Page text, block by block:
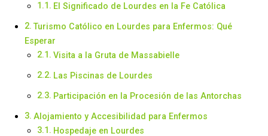
El Significado de Lourdes en la Fe Católica
Turismo Católico en Lourdes para Enfermos: Qué
Esperar
Visita a la Gruta de Massabielle
Las Piscinas de Lourdes
Participación en la Procesión de las Antorchas
Alojamiento y Accesibilidad para Enfermos
Hospedaje en Lourdes